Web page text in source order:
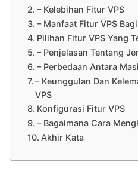
– Kelebihan Fitur VPS
– Manfaat Fitur VPS
Pilihan Fitur VPS Yang
– Penjelasan Tentang
– Perbedaan Antara
– Keunggulan Dan
VPS
Konfigurasi Fitur VPS
– Bagaimana Cara
Akhir Kata